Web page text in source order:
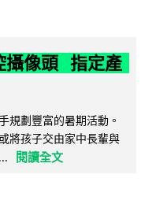
攝像頭 指定產
規劃豐富的暑期活動。
將孩子交由家中長輩與
閱讀全文